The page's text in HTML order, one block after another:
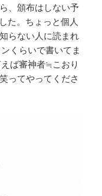
、頒布はしない予
た。ちょっと個人
らない人に読まれ
くらいで書いてま
ば審神者≒こおり
ってやってくださ